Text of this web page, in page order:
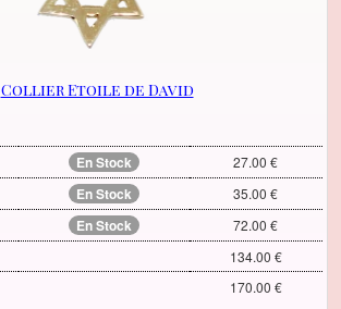
Collier Etoile de David
En Stock
27.00 €
En Stock
35.00 €
En Stock
72.00 €
134.00 €
170.00 €